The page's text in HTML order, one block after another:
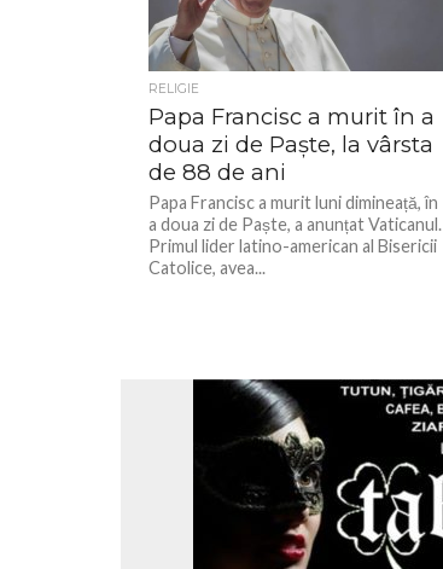
RELIGIE
Papa Francisc a murit în a
doua zi de Paște, la vârsta
de 88 de ani
Papa Francisc a murit luni dimineață, în
a doua zi de Paște, a anunțat Vaticanul.
Primul lider latino-american al Bisericii
Catolice, avea...